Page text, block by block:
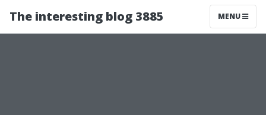
The interesting blog 3885 MENU